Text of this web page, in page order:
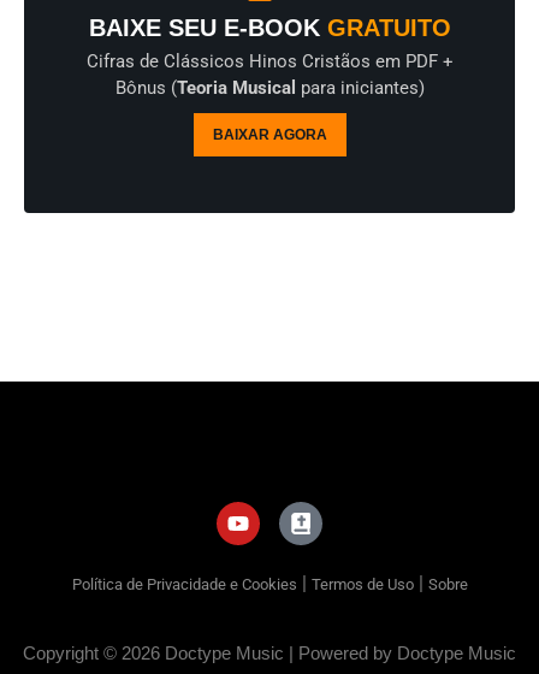
BAIXE SEU E-BOOKGRATUITO
Cifras de Clássicos Hinos Cristãos em PDF +
Bônus (Teoria Musical para iniciantes)
BAIXAR AGORA
Política de Privacidade e Cookies Termos de Uso| Sobre
Copyright © 2026 Doctype Music | Powered by Doctype Music